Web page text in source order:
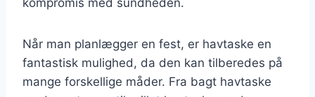
Når man planlægger en fest, er havtaske en
fantastisk mulighed, da den kan tilberedes på
mange forskellige måder. Fra bagt havtaske